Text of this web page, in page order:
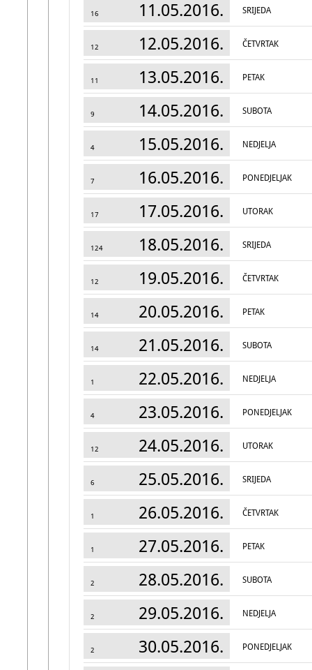
16 11.05.2016. SRIJEDA
12 12.05.2016. ČETVRTAK
11 13.05.2016. PETAK
9 14.05.2016. SUBOTA
4 15.05.2016. NEDJELJA
7 16.05.2016. PONEDJELJAK
17 17.05.2016. UTORAK
124 18.05.2016. SRIJEDA
12 19.05.2016. ČETVRTAK
14 20.05.2016. PETAK
14 21.05.2016. SUBOTA
1 22.05.2016. NEDJELJA
4 23.05.2016. PONEDJELJAK
12 24.05.2016. UTORAK
6 25.05.2016. SRIJEDA
1 26.05.2016. ČETVRTAK
1 27.05.2016. PETAK
2 28.05.2016. SUBOTA
2 29.05.2016. NEDJELJA
2 30.05.2016. PONEDJELJAK